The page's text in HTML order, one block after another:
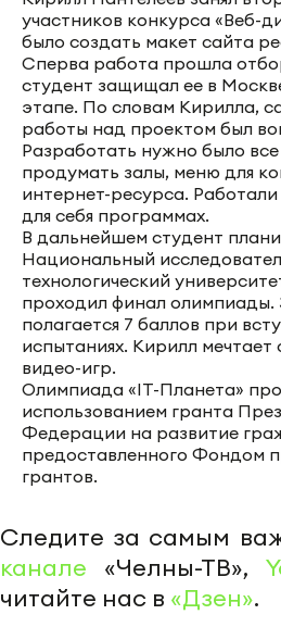
участников конкурса «Веб-
было создать макет сайта
Сперва работа прошла
студент защищал ее в
этапе. По словам Кирилла,
работы над проектом был
Разработать нужно было
продумать залы, меню для
интернет-ресурса.
для себя программах.
В дальнейшем студент
Национальный
технологический
проходил финал олимпиады.
полагается 7 баллов при
испытаниях. Кирилл
видео-игр.
Олимпиада «IT-Планета»
использованием гранта
Федерации на развитие
предоставленного Фондом
грантов.
Следите за самым
канале «Челны-ТВ»,
читайте нас в «Дзен».